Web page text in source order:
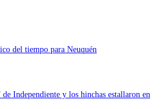
del tiempo para Neuquén
Independiente y los hinchas estallaron en